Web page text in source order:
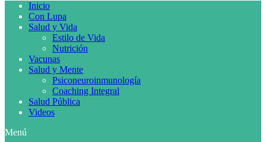
Inicio
Con Lupa
Salud y Vida
Estilo de Vida
Nutrición
Vacunas
Salud y Mente
Psiconeuroinmunología
Coaching Integral
Salud Pública
Videos
Menú